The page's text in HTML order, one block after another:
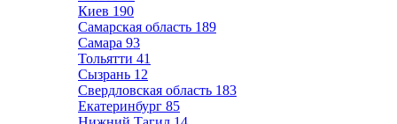
Киев 190
Самарская область 189
Самара 93
Тольятти 41
Сызрань 12
Свердловская область 183
Екатеринбург 85